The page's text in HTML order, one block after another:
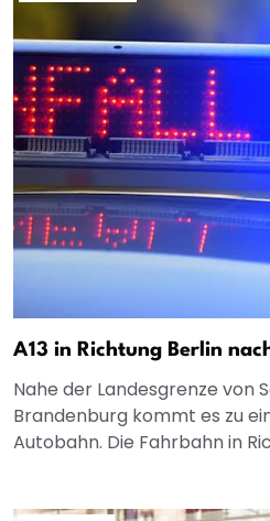
A13 in Richtung Berlin
Nahe der Landesgrenze von
Brandenburg kommt es zu
Autobahn. Die Fahrbahn in